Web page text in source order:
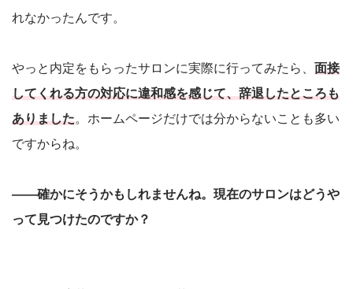
れなかったんです。
やっと内定をもらったサロンに実際に行ってみたら、 面接
してくれる方の対応に違和感を感じて、辞退したところも
ありました。ホームページだけでは分からないことも多い
ですからね。
――確かにそうかもしれませんね。現在のサロンはどうや
って見つけたのですか？